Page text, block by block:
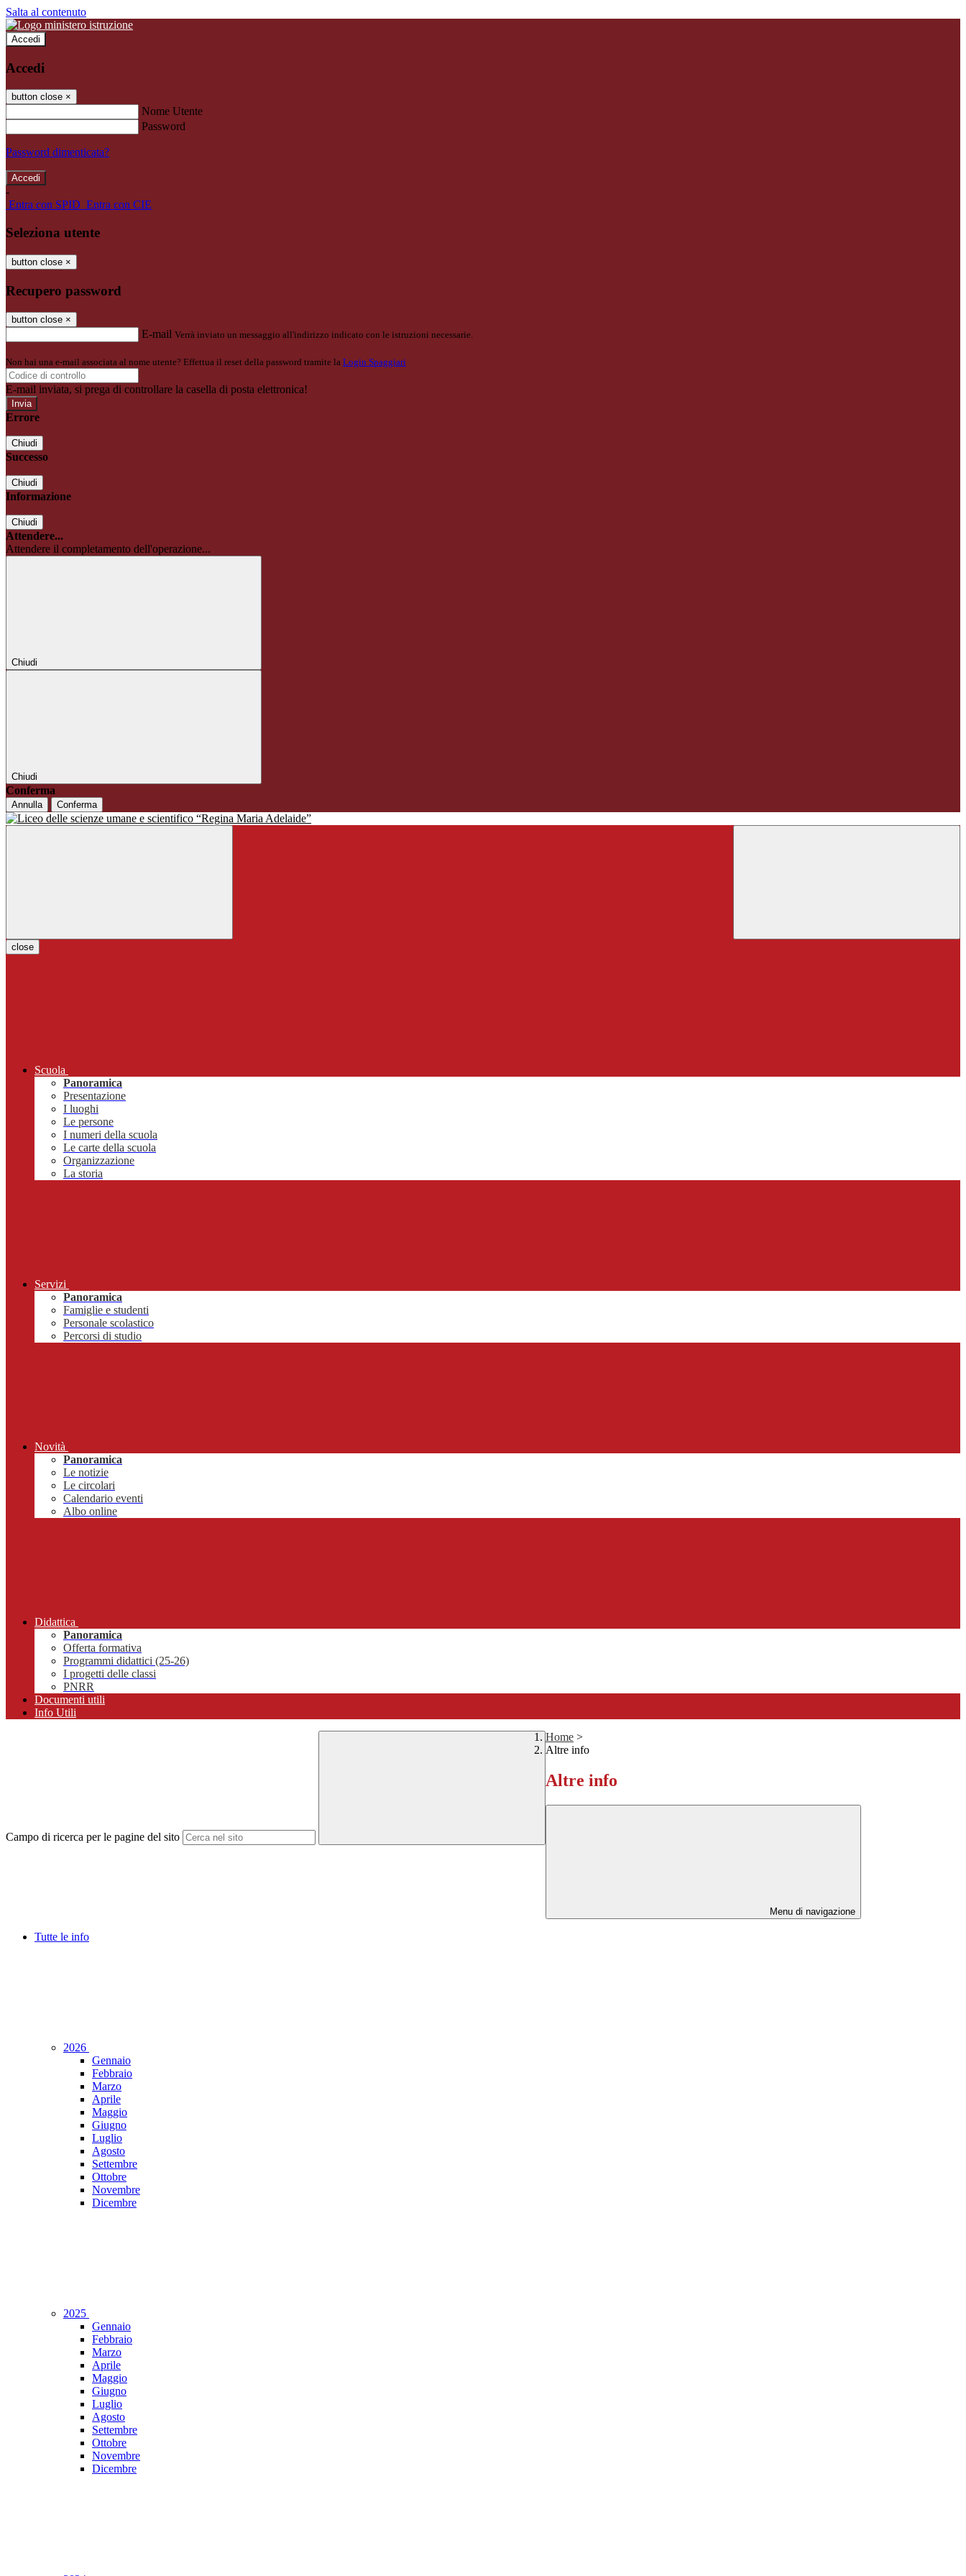
Salta al contenuto
Accedi
Accedi
button close ×
Nome Utente
Password
Password dimenticata?
-
Entra con SPID Entra con CIE
Seleziona utente
button close ×
Recupero password
button close ×
E-mail Verrà inviato un messaggio all'indirizzo indicato con le istruzioni necessarie.
Non hai una e-mail associata al nome utente? Effettua il reset della password tramite la Login Spaggiari
E-mail inviata, si prega di controllare la casella di posta elettronica!
Errore
Chiudi
Successo
Chiudi
Informazione
Chiudi
Attendere...
Attendere il completamento dell'operazione...
Chiudi
Chiudi
Conferma
Annulla Conferma
close
Scuola
Panoramica
Presentazione
I luoghi
Le persone
I numeri della scuola
Le carte della scuola
Organizzazione
La storia
Servizi
Panoramica
Famiglie e studenti
Personale scolastico
Percorsi di studio
Novità
Panoramica
Le notizie
Le circolari
Calendario eventi
Albo online
Didattica
Panoramica
Offerta formativa
Programmi didattici (25-26)
I progetti delle classi
PNRR
Documenti utili
Info Utili
Campo di ricerca per le pagine del sito
Home >
Altre info
Altre info
Menu di navigazione
Tutte le info
2026
Gennaio
Febbraio
Marzo
Aprile
Maggio
Giugno
Luglio
Agosto
Settembre
Ottobre
Novembre
Dicembre
2025
Gennaio
Febbraio
Marzo
Aprile
Maggio
Giugno
Luglio
Agosto
Settembre
Ottobre
Novembre
Dicembre